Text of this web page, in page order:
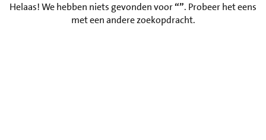
Helaas! We hebben niets gevonden voor“”. Probeer het eens
met een andere zoekopdracht.